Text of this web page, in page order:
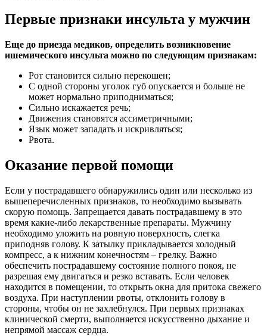
Первые признаки инсульта у мужчин
Еще до приезда медиков, определить возникновение
ишемического инсульта можно по следующим признакам:
Рот становится сильно перекошен;
С одной стороны уголок губ опускается и больше не
может нормально приподниматься;
Сильно искажается речь;
Движения становятся ассиметричными;
Язык может западать и искривляться;
Рвота.
Оказание первой помощи
Если у пострадавшего обнаружились один или несколько из
вышеперечисленных признаков, то необходимо вызывать
скорую помощь. Запрещается давать пострадавшему в это
время какие-либо лекарственные препараты. Мужчину
необходимо уложить на ровную поверхность, слегка
приподняв голову. К затылку прикладывается холодный
компресс, а к нижним конечностям – грелку. Важно
обеспечить пострадавшему состояние полного покоя, не
разрешая ему двигаться и резко вставать. Если человек
находится в помещении, то открыть окна для притока свежего
воздуха. При наступлении рвоты, отклонить голову в
стороны, чтобы он не захлебнулся. При первых признаках
клинической смерти, выполняется искусственно дыхание и
непрямой массаж сердца.